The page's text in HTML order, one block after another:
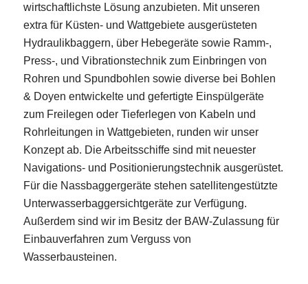
wirtschaftlichste Lösung anzubieten. Mit unseren
extra für Küsten- und Wattgebiete ausgerüsteten
Hydraulikbaggern, über Hebegeräte sowie Ramm-,
Press-, und Vibrationstechnik zum Einbringen von
Rohren und Spundbohlen sowie diverse bei Bohlen
& Doyen entwickelte und gefertigte Einspülgeräte
zum Freilegen oder Tieferlegen von Kabeln und
Rohrleitungen in Wattgebieten, runden wir unser
Konzept ab. Die Arbeitsschiffe sind mit neuester
Navigations- und Positionierungstechnik ausgerüstet.
Für die Nassbaggergeräte stehen satellitengestützte
Unterwasserbaggersichtgeräte zur Verfügung.
Außerdem sind wir im Besitz der BAW-Zulassung für
Einbauverfahren zum Verguss von
Wasserbausteinen.